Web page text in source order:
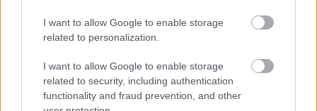
I want to allow Google to enable storage
related to personalization.
I want to allow Google to enable storage
related to security, including authentication
functionality and fraud prevention, and other
Zspider
Egy vetítésen néztük a filmet Csabával így íme az én
véleményem, szinte ugyanaz, csak nekem tetszett:
zspider.blog.hu/2011/08/09/zold_lampas_filmes_el